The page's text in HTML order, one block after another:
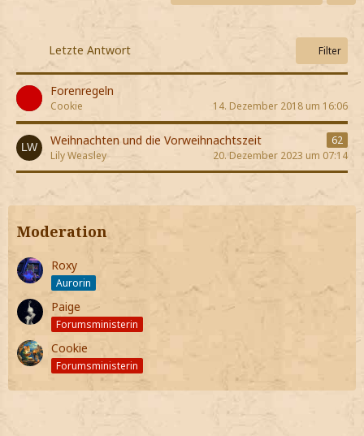
Jetzt Fanclub-Mitglied werden!
Letzte Antwort Filter
Forenregeln
Cookie 14. Dezember 2018 um 16:06
Weihnachten und die Vorweihnachtszeit
62
Lily Weasley
20. Dezember 2023 um 07:14
Moderation
Roxy
Aurorin
Paige
Forumsministerin
Cookie
Forumsministerin